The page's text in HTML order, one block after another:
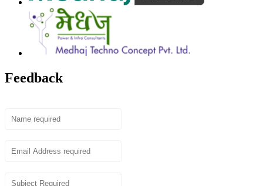
Feedback